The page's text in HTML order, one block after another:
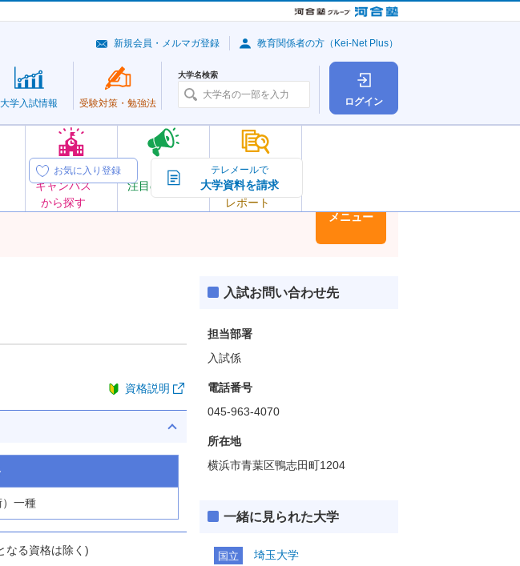
ログイン
オープン
キャンパス
から探す
注目の大学
大学の今
トピック＆
レポート
大学入試情報 受験対策・ 勉強法
大学名検索
新規会員・メルマガ登録 教育関係者の方（Kei-Net Plus）
お気に入り登録 テレメールで
大学資料を請求
メニュー
資格説明
一種
なる資格は除く)
入試お問い合わせ先
担当部署
入試係
電話番号
045-963-4070
所在地
横浜市青葉区鴨志田町1204
一緒に見られた大学
国立 埼玉大学